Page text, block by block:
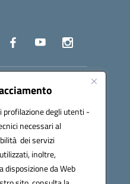
degli utenti -
necessari al
dei servizi
inoltre,
da Web